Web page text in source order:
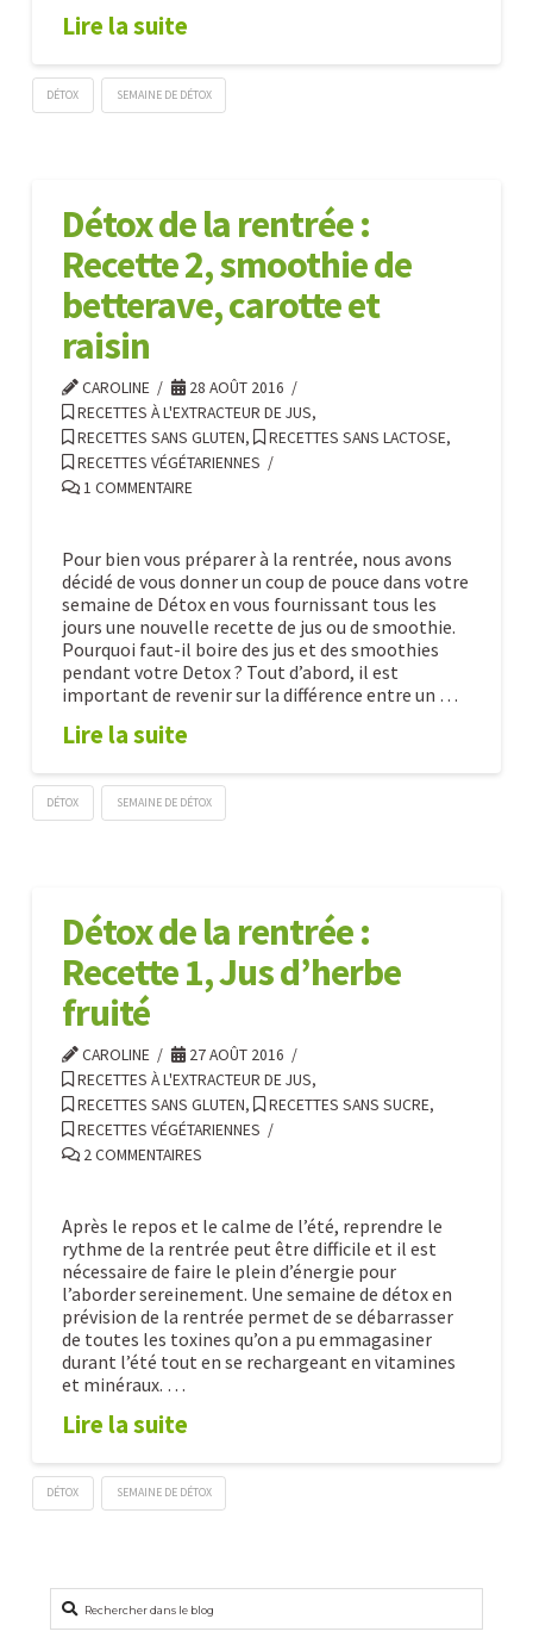
Lire la suite
DÉTOX SEMAINE DE DÉTOX
Détox
rentrée
Recette
Jus
au
chou
rouge08.29.2016
Détox de la rentrée :
Recette 2, smoothie de
betterave, carotte et
raisin
CAROLINE
28 AOÛT 2016
RECETTES À L'EXTRACTEUR DE JUS,
RECETTES SANS GLUTEN, RECETTES SANS LACTOSE,
RECETTES VÉGÉTARIENNES
1 COMMENTAIRE
Pour bien vous préparer à la rentrée, nous avons
décidé de vous donner un coup de pouce dans votre
semaine de Détox en vous fournissant tous les
jours une nouvelle recette de jus ou de smoothie.
Pourquoi faut-il boire des jus et des smoothies
pendant votre Detox ? Tout d’abord, il est
important de revenir sur la différence entre un …
Lire la suite
DÉTOX SEMAINE DE DÉTOX
rentrée
Recette
smoothie
de
betterave,
raisin08.28.2016
Détox de la rentrée :
Recette 1, Jus d’herbe
fruité
CAROLINE
27 AOÛT 2016
RECETTES À L'EXTRACTEUR DE JUS,
RECETTES SANS GLUTEN, RECETTES SANS SUCRE,
RECETTES VÉGÉTARIENNES
2 COMMENTAIRES
Après le repos et le calme de l’été, reprendre le
rythme de la rentrée peut être difficile et il est
nécessaire de faire le plein d’énergie pour
l’aborder sereinement. Une semaine de détox en
prévision de la rentrée permet de se débarrasser
de toutes les toxines qu’on a pu emmagasiner
durant l’été tout en se rechargeant en vitamines
et minéraux. …
Lire la suite
DÉTOX SEMAINE DE DÉTOX
la
rentrée
Rechercher